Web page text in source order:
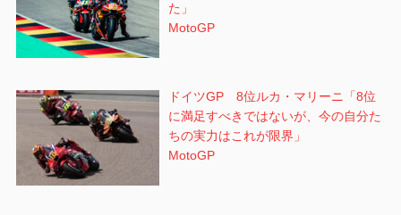
た」
MotoGP
ドイツGP 8位ルカ・マリーニ「8位
に満足すべきではないが、今の自分た
ちの実力はこれが限界」
MotoGP